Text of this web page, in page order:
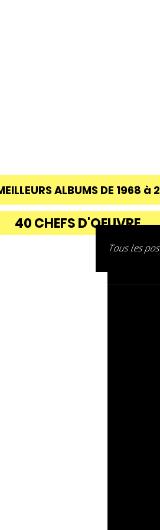
ALBUMS DE 1968 à
40 CHEFS D'OEUVRE
Tous les
Soft